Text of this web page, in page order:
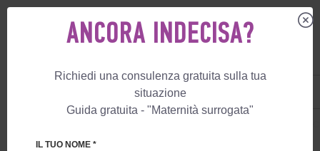
ANCORA INDECISA?
Richiedi una consulenza gratuita sulla tua
situazione
Guida gratuita - "Maternità surrogata"
IL TUO NOME *